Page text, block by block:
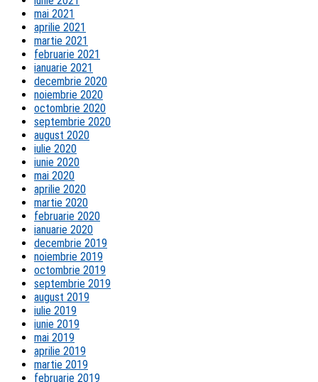
mai 2021
aprilie 2021
martie 2021
februarie 2021
ianuarie 2021
decembrie 2020
noiembrie 2020
octombrie 2020
septembrie 2020
august 2020
iulie 2020
iunie 2020
mai 2020
aprilie 2020
martie 2020
februarie 2020
ianuarie 2020
decembrie 2019
noiembrie 2019
octombrie 2019
septembrie 2019
august 2019
iulie 2019
iunie 2019
mai 2019
aprilie 2019
martie 2019
februarie 2019